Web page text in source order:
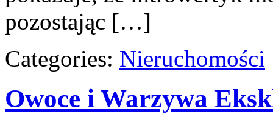
pozostając […]
Categories: Nieruchomości
Owoce i Warzywa